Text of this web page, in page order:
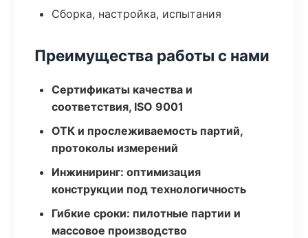
Сборка, настройка, испытания
Преимущества работы с нами
Сертификаты качества и
соответствия, ISO 9001
ОТК и прослеживаемость партий,
протоколы измерений
Инжиниринг: оптимизация
конструкции под технологичность
Гибкие сроки: пилотные партии и
массовое производство